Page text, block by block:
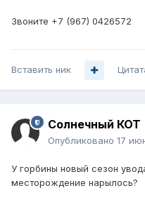
Звоните +7 (967) 0426572
Вставить ник
Солнечный КОТ
Опубликовано 17
У горбины новый сезон
месторождение нарылось?